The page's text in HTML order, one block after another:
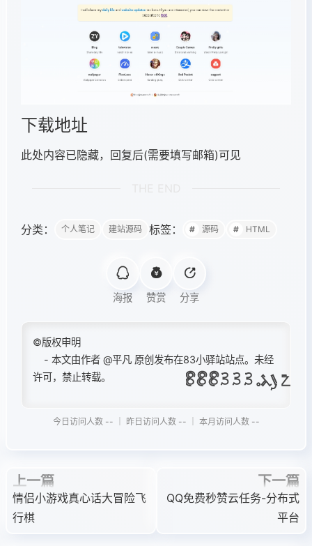
下载地址
此处内容已隐藏， 回复后(需要填写邮箱)可见
分类： 个人笔记 建站源码 标签： 源码 HTML
海报 赞赏 分享
©版权申明
- 本文由作者 @平凡 原创发布在83小驿站站点。未经
许可，禁止转载。
今日访问人数 -- ｜ 昨日访问人数 -- ｜ 本月访问人数 --
上一篇
情侣小游戏真心话大冒险飞
行棋
下一篇
QQ免费秒赞云任务-分布式
平台